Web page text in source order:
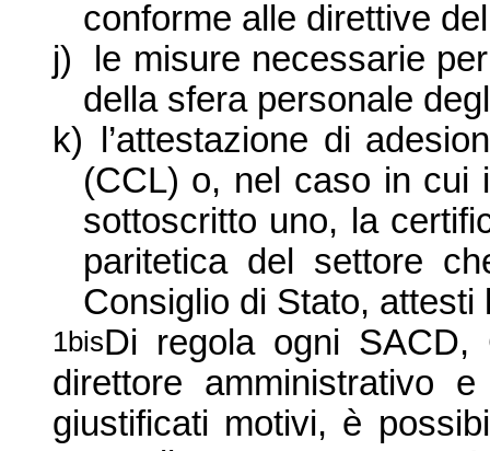
conforme alle direttive
j)
le misure necessarie
della sfera personale
k)
l’attestazione di
(CCL) o, nel caso in cui
sottoscritto uno, la
paritetica del settore
Consiglio di Stato,
1bisDi regola ogni
direttore amministrativo
giustificati motivi, è